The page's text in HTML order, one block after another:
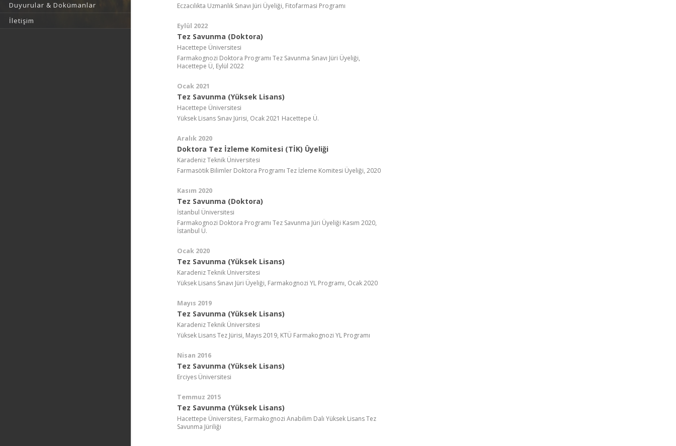
Duyurular & Dokümanlar
İletişim
Eczacılıkta Uzmanlık Sınavı Jüri Üyeliği, Fitofarmasi Programı
Eylül 2022
Tez Savunma (Doktora)
Hacettepe Üniversitesi
Farmakognozi Doktora Programı Tez Savunma Sınavı Jüri Üyeliği,
Hacettepe Ü, Eylül 2022
Ocak 2021
Tez Savunma (Yüksek Lisans)
Hacettepe Üniversitesi
Yüksek Lisans Sınav Jürisi, Ocak 2021 Hacettepe Ü.
Aralık 2020
Doktora Tez İzleme Komitesi (TİK) Üyeliği
Karadeniz Teknik Üniversitesi
Farmasötik Bilimler Doktora Programı Tez İzleme Komitesi Üyeliği, 2020
Kasım 2020
Tez Savunma (Doktora)
İstanbul Üniversitesi
Farmakognozi Doktora Programı Tez Savunma Jüri Üyeliği Kasım 2020,
İstanbul Ü.
Ocak 2020
Tez Savunma (Yüksek Lisans)
Karadeniz Teknik Üniversitesi
Yüksek Lisans Sınavı Jüri Üyeliği, Farmakognozi YL Programı, Ocak 2020
Mayıs 2019
Tez Savunma (Yüksek Lisans)
Karadeniz Teknik Üniversitesi
Yüksek Lisans Tez Jürisi, Mayıs 2019, KTÜ Farmakognozi YL Programı
Nisan 2016
Tez Savunma (Yüksek Lisans)
Erciyes Üniversitesi
Temmuz 2015
Tez Savunma (Yüksek Lisans)
Hacettepe Üniversitesi, Farmakognozi Anabilim Dalı Yüksek Lisans Tez
Savunma Jüriliği